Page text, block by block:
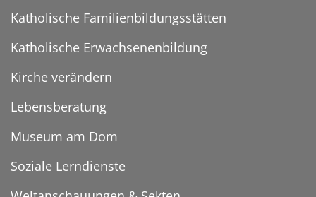
Katholische Familienbildungsstätten
Katholische Erwachsenenbildung
Kirche verändern
Lebensberatung
Museum am Dom
Soziale Lerndienste